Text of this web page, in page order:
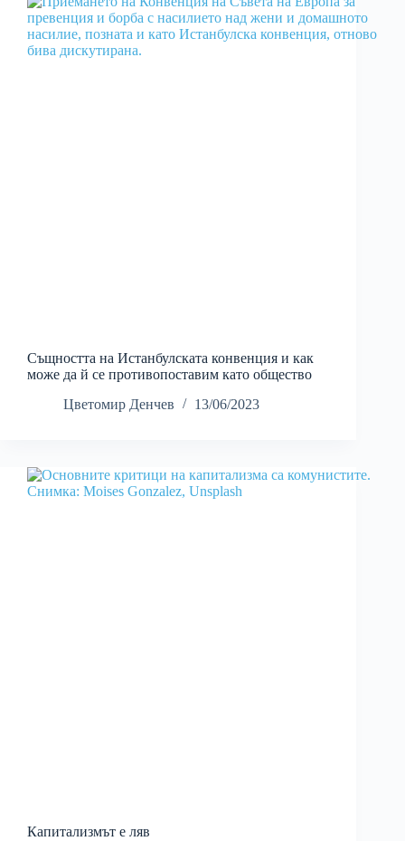
Същността на Истанбулската конвенция и как
може да й се противопоставим като общество
Цветомир Денчев
13/06/2023
Капитализмът е ляв